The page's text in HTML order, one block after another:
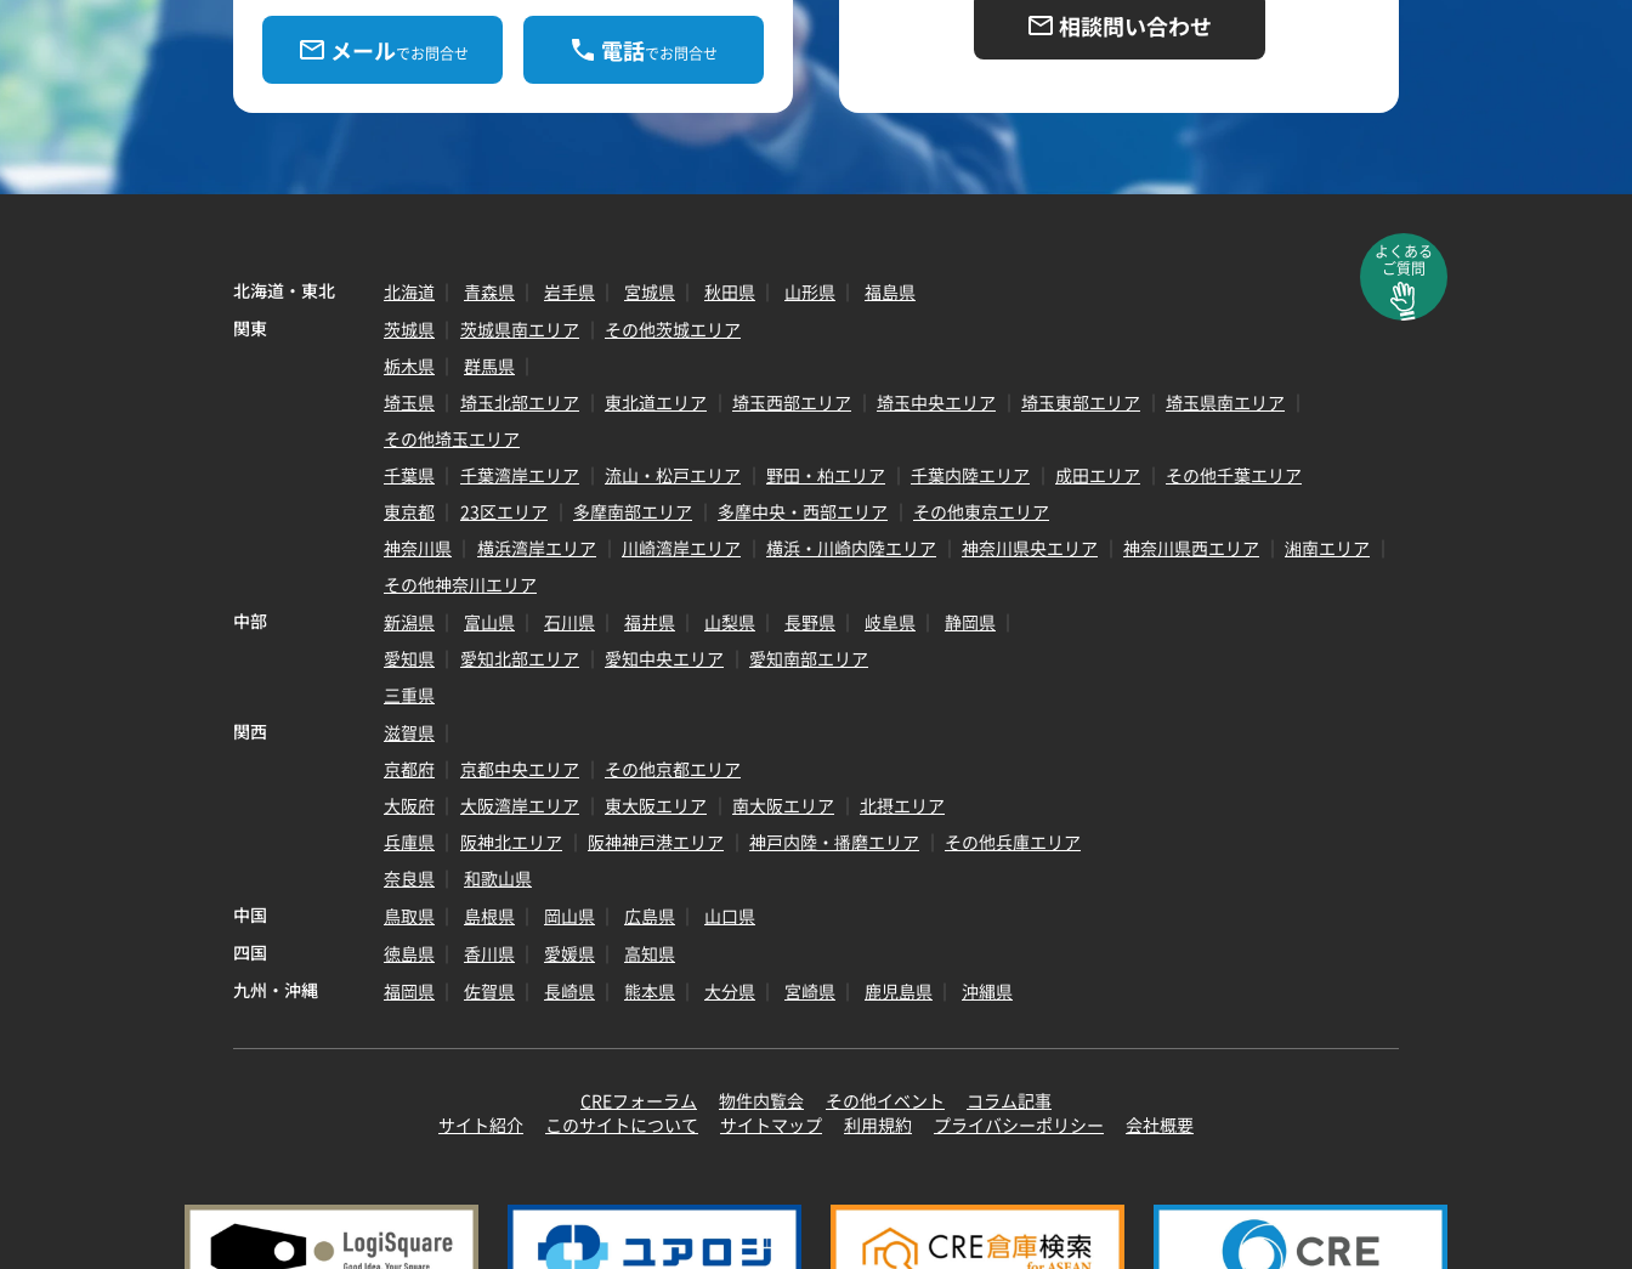
メールでお問合せ 電話でお問合せ
相談問い合わせ
よくある
ご質問
北海道・東北 北海道 青森県 岩手県 宮城県 秋田県 山形県
福島県
関東
茨城県 茨城県南エリア
その他茨城エリア
栃木県
群馬県
埼玉県
埼玉北部エリア 東北道エリア 埼玉西部エリア 埼玉中央エリア 埼玉東部エリア
埼玉県南エリア
その他埼玉エリア
千葉県
千葉湾岸エリア 流山・松戸エリア 野田・柏エリア 千葉内陸エリア 成田エリア
その他千葉エリア
東京都
23区エリア 多摩南部エリア 多摩中央・西部エリア
その他東京エリア
神奈川県
横浜湾岸エリア 川崎湾岸エリア 横浜・川崎内陸エリア 神奈川県央エリア 神奈川県西エリア
湘南エリア
その他神奈川エリア
中部
新潟県 富山県 石川県 福井県 山梨県 長野県 岐阜県
静岡県
愛知県
愛知北部エリア 愛知中央エリア
愛知南部エリア
三重県
関西
滋賀県
京都府
京都中央エリア
その他京都エリア
大阪府
大阪湾岸エリア 東大阪エリア 南大阪エリア
北摂エリア
兵庫県
阪神北エリア 阪神神戸港エリア 神戸内陸・播磨エリア
その他兵庫エリア
奈良県
和歌山県
中国
鳥取県 島根県 岡山県 広島県
山口県
四国
徳島県 香川県 愛媛県
高知県
九州・沖縄
福岡県 佐賀県 長崎県 熊本県 大分県 宮崎県 鹿児島県 沖縄県
CREフォーラム 物件内覧会 その他イベント
コラム記事
サイト紹介
このサイトについて サイトマップ 利用規約 プライバシーポリシー 会社概要